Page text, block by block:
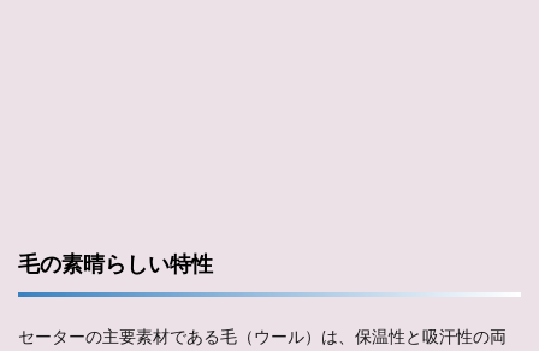
毛の素晴らしい特性
セーターの主要素材である毛（ウール）は、保温性と吸汗性の両